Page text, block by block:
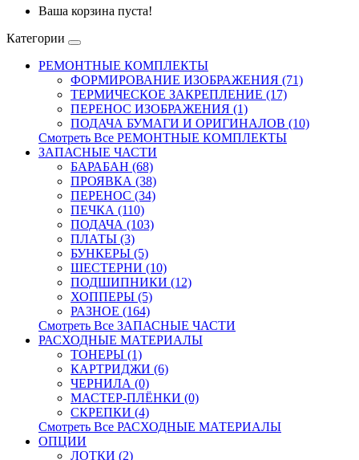
Ваша корзина пуста!
Категории
РЕМОНТНЫЕ КОМПЛЕКТЫ
ФОРМИРОВАНИЕ ИЗОБРАЖЕНИЯ (71)
ТЕРМИЧЕСКОЕ ЗАКРЕПЛЕНИЕ (17)
ПЕРЕНОС ИЗОБРАЖЕНИЯ (1)
ПОДАЧА БУМАГИ И ОРИГИНАЛОВ (10)
Смотреть Все РЕМОНТНЫЕ КОМПЛЕКТЫ
ЗАПАСНЫЕ ЧАСТИ
БАРАБАН (68)
ПРОЯВКА (38)
ПЕРЕНОС (34)
ПЕЧКА (110)
ПОДАЧА (103)
ПЛАТЫ (3)
БУНКЕРЫ (5)
ШЕСТЕРНИ (10)
ПОДШИПНИКИ (12)
ХОППЕРЫ (5)
РАЗНОЕ (164)
Смотреть Все ЗАПАСНЫЕ ЧАСТИ
РАСХОДНЫЕ МАТЕРИАЛЫ
ТОНЕРЫ (1)
КАРТРИДЖИ (6)
ЧЕРНИЛА (0)
МАСТЕР-ПЛЁНКИ (0)
СКРЕПКИ (4)
Смотреть Все РАСХОДНЫЕ МАТЕРИАЛЫ
ОПЦИИ
ЛОТКИ (2)